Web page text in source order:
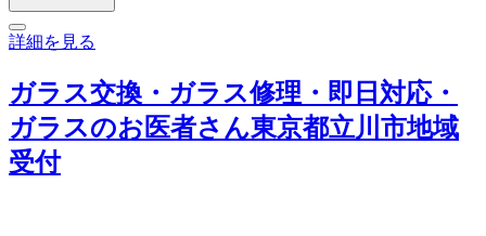
詳細を見る
ガラス交換・ガラス修理・即日対応・
ガラスのお医者さん東京都立川市地域
受付